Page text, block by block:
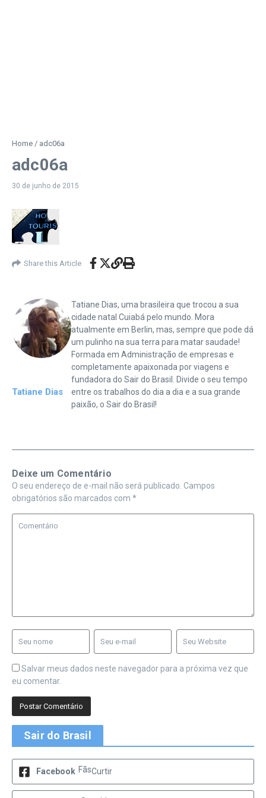
Home / adc06a
adc06a
30 de junho de 2015
Share this Article
Tatiane Dias
Tatiane Dias, uma brasileira que trocou a sua
cidade natal Cuiabá pelo mundo. Mora
atualmente em Berlin, mas, sempre que pode dá
um pulinho na sua terra para matar saudade!
Formada em Administração de empresas e
completamente apaixonada por viagens e
fundadora do Sair do Brasil. Divide o seu tempo
entre os trabalhos do dia a dia e a sua grande
paixão, o Sair do Brasil!
Deixe um Comentário
O seu endereço de e-mail não será publicado. Campos
obrigatórios são marcados com *
Salvar meus dados neste navegador para a próxima vez que
eu comentar.
Sair do Brasil
Facebook FãsCurtir